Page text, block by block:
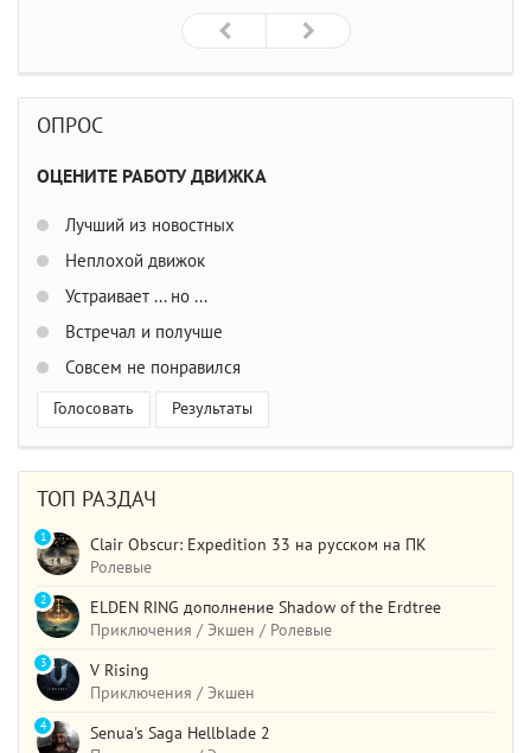
ОПРОС
ОЦЕНИТЕ РАБОТУ ДВИЖКА
Лучший из новостных
Неплохой движок
Устраивает ... но ...
Встречал и получше
Совсем не понравился
Голосовать Результаты
ТОП РАЗДАЧ
Clair Obscur: Expedition 33 на русском на ПК
Ролевые
1
ELDEN RING дополнение Shadow of the Erdtree
Приключения / Экшен / Ролевые
2
V Rising
Приключения / Экшен
3
Senua's Saga Hellblade 2
4